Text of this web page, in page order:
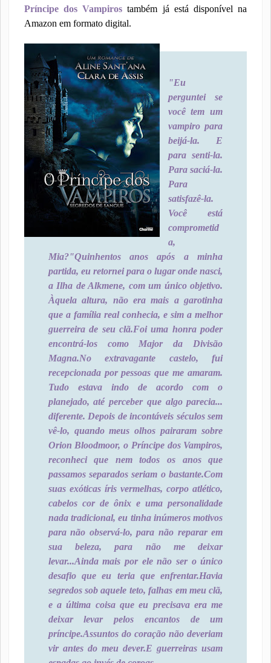
Príncipe dos Vampiros também já está disponível na
Amazon em formato digital.
"Eu
perguntei se
você tem um
vampiro para
beijá-la. E
para senti-la.
Para saciá-la.
Para
satisfazê-la.
Você está
comprometid
a,
Mia?"Quinhentos anos após a minha
partida, eu retornei para o lugar onde nasci,
a Ilha de Alkmene, com um único objetivo.
Àquela altura, não era mais a garotinha
que a família real conhecia, e sim a melhor
guerreira de seu clã.Foi uma honra poder
encontrá-los como Major da Divisão
Magna.No extravagante castelo, fui
recepcionada por pessoas que me amaram.
Tudo estava indo de acordo com o
planejado, até perceber que algo parecia...
diferente. Depois de incontáveis séculos sem
vê-lo, quando meus olhos pairaram sobre
Orion Bloodmoor, o Príncipe dos Vampiros,
reconheci que nem todos os anos que
passamos separados seriam o bastante.Com
suas exóticas íris vermelhas, corpo atlético,
cabelos cor de ônix e uma personalidade
nada tradicional, eu tinha inúmeros motivos
para não observá-lo, para não reparar em
sua beleza, para não me deixar
levar...Ainda mais por ele não ser o único
desafio que eu teria que enfrentar.Havia
segredos sob aquele teto, falhas em meu clã,
e a última coisa que eu precisava era me
deixar levar pelos encantos de um
príncipe.Assuntos do coração não deveriam
vir antes do meu dever.E guerreiras usam